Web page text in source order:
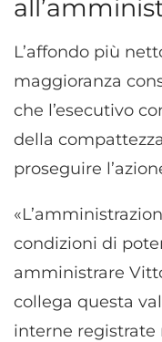
L’affondo più
maggioranza
che l’esecutivo
della
proseguire
condizioni di
amministrare
collega questa
interne registrate